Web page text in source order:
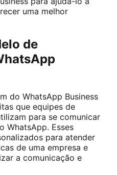
uma melhor
de
do WhatsApp Business
que equipes de
para se comunicar
WhatsApp. Esses
para atender
de uma empresa e
a comunicação e